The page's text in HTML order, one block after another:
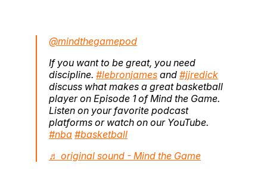
@mindthegamepod
If you want to be great, you need
discipline. #lebronjames and #jjredick
discuss what makes a great basketball
player on Episode 1 of Mind the Game.
Listen on your favorite podcast
platforms or watch on our YouTube.
#nba #basketball
♬ original sound - Mind the Game